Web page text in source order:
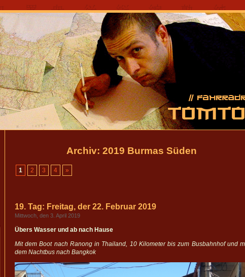
Archiv: 2019 Burmas Süden
1 2 3 4 »
19. Tag: Freitag, der 22. Februar 2019
Mittwoch, den 3. April 2019
Übers Wasser und ab nach Hause
Mit dem Boot nach Ranong in Thailand, 10 Kilometer bis zum Busbahnhof und
dem Nachtbus nach Bangkok